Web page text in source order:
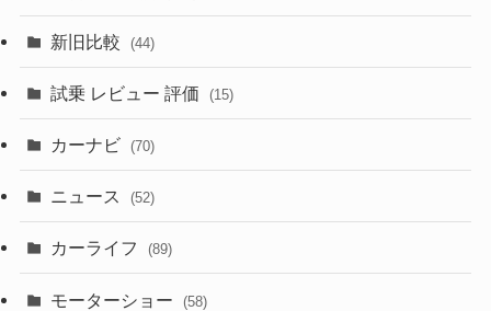
(253)
(84)
(50)
(43)
(6)
(9)
(58)
(28)
(27)
(26)
(3)
(3) (5)
(7)
新旧比較 (44)
試乗 レビュー 評価 (15)
カーナビ (70)
ニュース (52)
カーライフ (89)
モーターショー (58)